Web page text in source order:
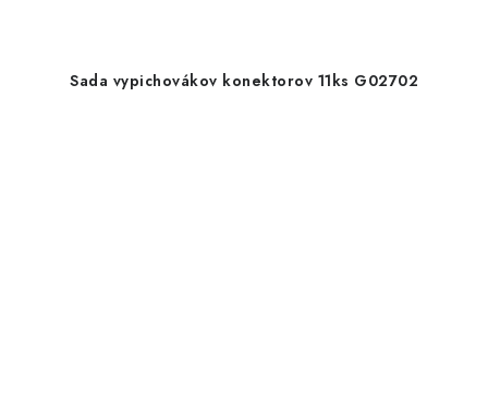
Sada vypichovákov konektorov 11ks G02702